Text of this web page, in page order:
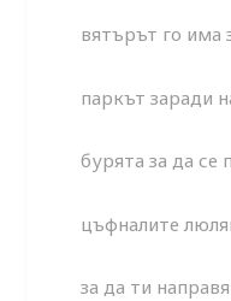
вятърът го има
паркът заради
бурята за да
цъфналите
за да ти